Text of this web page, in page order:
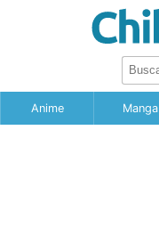
Anime Manga